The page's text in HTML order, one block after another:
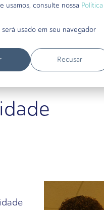
usamos, consulte nossa Política
usado em seu navegador
Recusar